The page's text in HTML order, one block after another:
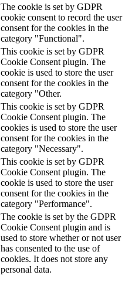
The cookie is set by GDPR
cookie consent to record the user
consent for the cookies in the
category "Functional".
This cookie is set by GDPR
Cookie Consent plugin. The
cookie is used to store the user
consent for the cookies in the
category "Other.
This cookie is set by GDPR
Cookie Consent plugin. The
cookies is used to store the user
consent for the cookies in the
category "Necessary".
This cookie is set by GDPR
Cookie Consent plugin. The
cookie is used to store the user
consent for the cookies in the
category "Performance".
The cookie is set by the GDPR
Cookie Consent plugin and is
used to store whether or not user
has consented to the use of
cookies. It does not store any
personal data.